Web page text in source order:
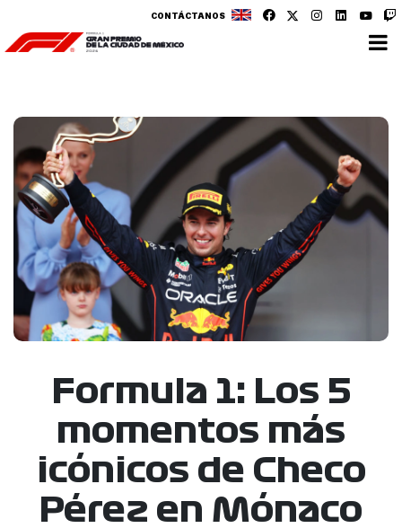
CONTÁCTANOS
Formula 1: Los 5
momentos más
icónicos de Checo
Pérez en Mónaco